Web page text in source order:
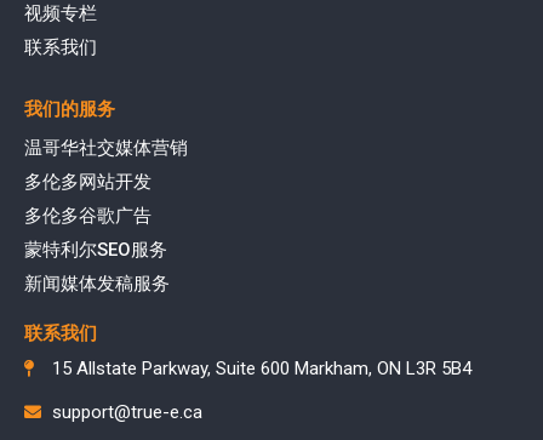
视频专栏
联系我们
我们的服务
温哥华社交媒体营销
多伦多网站开发
多伦多谷歌广告
蒙特利尔SEO服务
新闻媒体发稿服务
联系我们
15 Allstate Parkway, Suite 600 Markham, ON L3R 5B4
support@true-e.ca